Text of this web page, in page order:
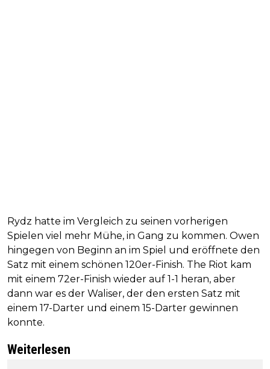
Rydz hatte im Vergleich zu seinen vorherigen
Spielen viel mehr Mühe, in Gang zu kommen. Owen
hingegen von Beginn an im Spiel und eröffnete den
Satz mit einem schönen 120er-Finish. The Riot kam
mit einem 72er-Finish wieder auf 1-1 heran, aber
dann war es der Waliser, der den ersten Satz mit
einem 17-Darter und einem 15-Darter gewinnen
konnte.
Weiterlesen